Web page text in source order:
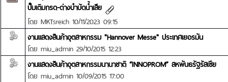
ปั๊มเติมกรด-ด่างบำบัดน้ำเสีย
โดย MKTsreich 10/11/2023 09:15
งานแสดงสินค้าอุตสาหกรรม "Hannover Messe" ประเทศเยอรมัน
โดย miu_admin 29/10/2015 12:23
งานแสดงสินค้าอุตสาหกรรมนานาชาติ “INNOPROM” สหพันธรัฐรัสเซีย
โดย miu_admin 10/09/2015 17:00